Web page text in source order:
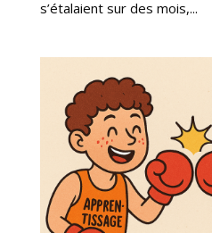
s’étalaient sur des mois,...